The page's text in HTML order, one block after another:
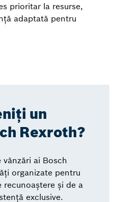
prioritar la resurse,
adaptată pentru
un
Rexroth?
vânzări ai Bosch
organizate pentru
și de a
exclusive.